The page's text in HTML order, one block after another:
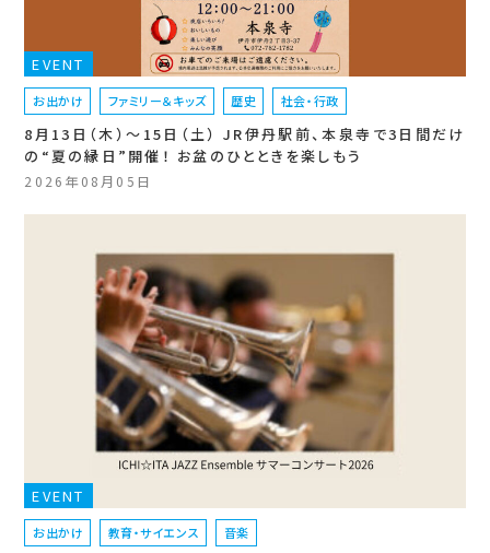
EVENT
お出かけ ファミリー＆キッズ 歴史 社会・行政
8月13日（木）〜15日（土） JR伊丹駅前、本泉寺で3日間だけ
の“夏の縁日”開催！ お盆のひとときを楽しもう
2026年08月05日
EVENT
お出かけ 教育・サイエンス 音楽